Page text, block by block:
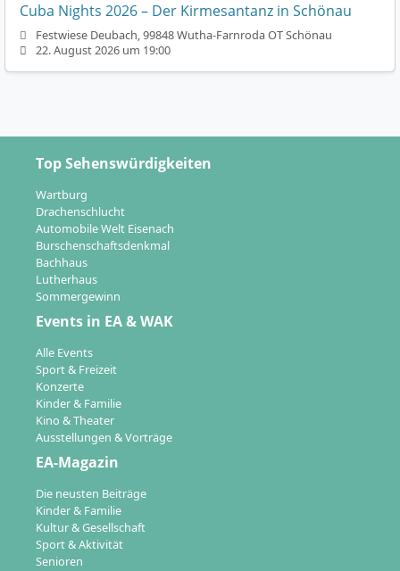
Cuba Nights 2026 – Der Kirmesantanz in Schönau
Festwiese Deubach, 99848 Wutha-Farnroda OT Schönau
22. August 2026 um 19:00
Top Sehenswürdigkeiten
Wartburg
Drachenschlucht
Automobile Welt Eisenach
Burschenschaftsdenkmal
Bachhaus
Lutherhaus
Sommergewinn
Events in EA & WAK
Alle Events
Sport & Freizeit
Konzerte
Kinder & Familie
Kino & Theater
Ausstellungen & Vorträge
EA-Magazin
Die neusten Beiträge
Kinder & Familie
Kultur & Gesellschaft
Sport & Aktivität
Senioren